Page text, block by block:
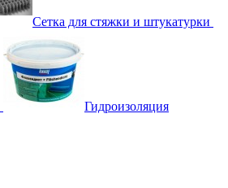
Сетка для стяжки и штукатурки
Гидроизоляция